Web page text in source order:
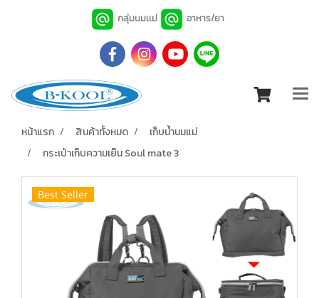
กลุ่มนมเเม่ อาหาร/ยา
หน้าแรก สินค้าทั้งหมด
เก็บน้ำนมแม่
กระเป๋าเก็บความเย็น Soul mate 3
Best Seller